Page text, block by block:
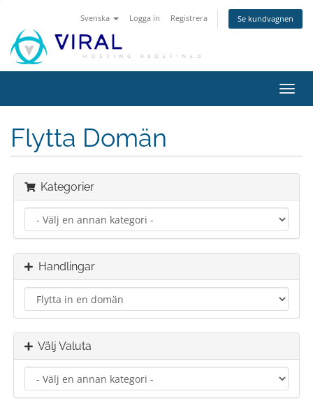
Svenska Logga in Registrera Se kundvagnen
Växla
Flytta Domän
Kategorier
Handlingar
Välj Valuta